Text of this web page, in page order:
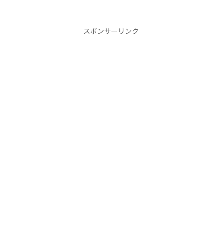
スポンサーリンク